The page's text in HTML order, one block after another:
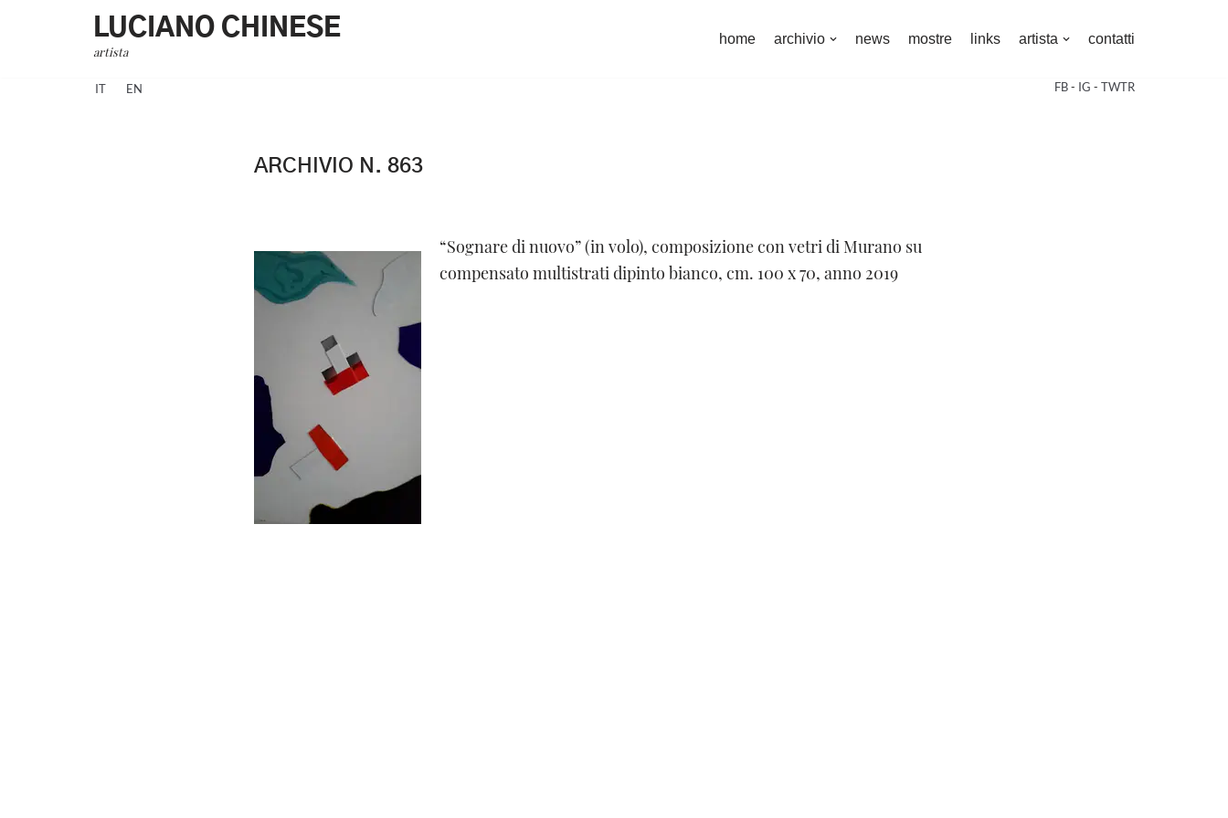
LUCIANO CHINESE
artista
home archivio news mostre links artista contatti
IT EN FB- IG - TWTR
ARCHIVIO N. 863
“Sognare di nuovo” (in volo), composizione con vetri di Murano su
compensato multistrati dipinto bianco, cm. 100 x 70, anno 2019